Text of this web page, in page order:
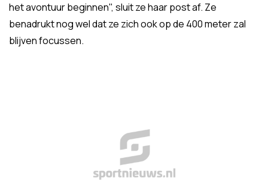
het avontuur beginnen", sluit ze haar post af. Ze
benadrukt nog wel dat ze zich ook op de 400 meter zal
blijven focussen.